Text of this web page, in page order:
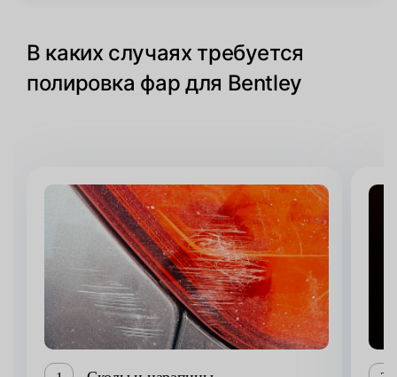
В каких случаях требуется
полировка фар для Bentley